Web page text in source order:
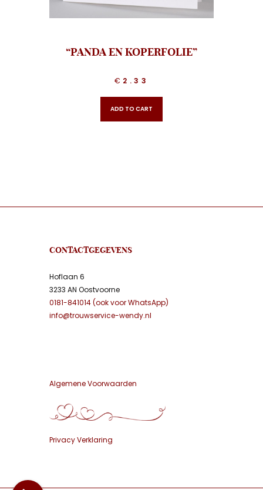
“PANDA EN KOPERFOLIE”
€ 2.33
ADD TO CART
CONTACTGEGEVENS
Hoflaan 6
3233 AN Oostvoorne
0181-841014 (ook voor WhatsApp)
info@trouwservice-wendy.nl
Algemene Voorwaarden
Privacy Verklaring